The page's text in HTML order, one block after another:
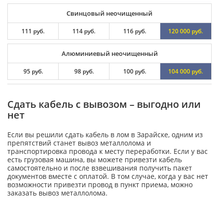
Свинцовый неочищенный
111 руб. 114 руб. 116 руб. 120 000 руб.
Алюминиевый неочищенный
95 руб. 98 руб. 100 руб. 104 000 руб.
Сдать кабель с вывозом – выгодно или
нет
Если вы решили сдать кабель в лом в Зарайске, одним из
препятствий станет вывоз металлолома и
транспортировка провода к месту переработки. Если у вас
есть грузовая машина, вы можете привезти кабель
самостоятельно и после взвешивания получить пакет
документов вместе с оплатой. В том случае, когда у вас нет
возможности привезти провод в пункт приема, можно
заказать вывоз металлолома.